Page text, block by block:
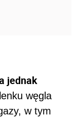
jednak
węgla
w tym